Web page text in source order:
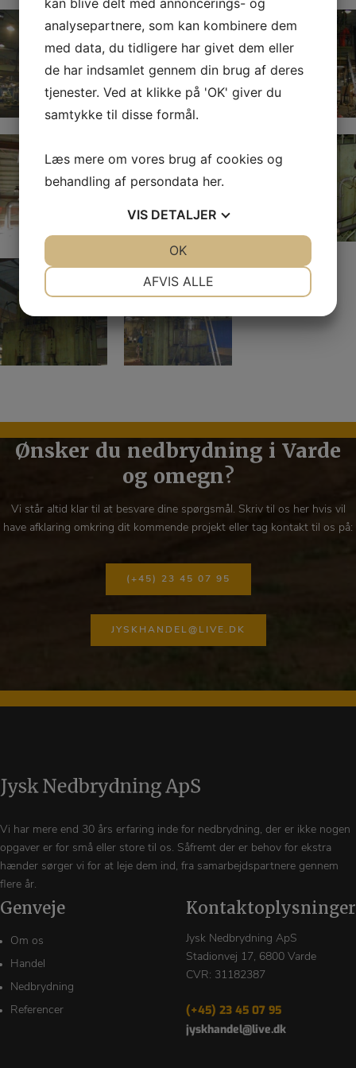
Ønsker du nedbrydning i Varde
og omegn?
Vi står altid klar til at besvare dine spørgsmål. Skriv til os her hvis vil
have afklaring omkring dit kommende projekt eller tag kontakt til os på:
(+45) 23 45 07 95
JYSKHANDEL@LIVE.DK
Vi har mere end 30 års erfaring inde for nedbrydning, der er ikke nogen
opgaver er for små eller store til os. Såfremt der er behov for ekstra
hænder sørger vi for at leje dem ind, fra samarbejdspartnere gennem
flere år.
Genveje
Om os
Handel
Nedbrydning
Referencer
Kontaktoplysninger
Jysk Nedbrydning ApS
Stadionvej 17, 6800 Varde
CVR: 31182387
(+45) 23 45 07 95
jyskhandel@live.dk
analysepartnere, som kan kombinere dem
med data, du tidligere har givet dem eller
de har indsamlet gennem din brug af deres
tjenester. Ved at klikke på 'OK' giver du
samtykke til disse formål.
Læs mere om vores brug af cookies og
behandling af persondata her.
VIS DETALJER
MARKETING
AFVIS ALLE
OK